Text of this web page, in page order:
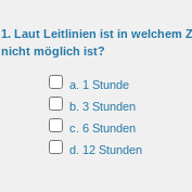
1. Laut Leitlinien ist in welchem
nicht möglich ist?
a. 1 Stunde
b. 3 Stunden
c. 6 Stunden
d. 12 Stunden